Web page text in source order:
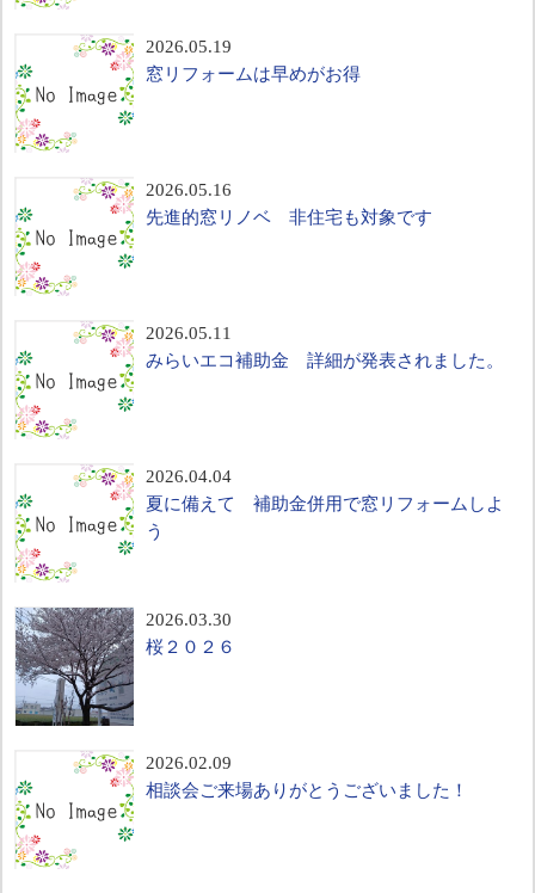
2026.05.19
窓リフォームは早めがお得
2026.05.16
先進的窓リノベ 非住宅も対象です
2026.05.11
みらいエコ補助金 詳細が発表されました。
2026.04.04
夏に備えて 補助金併用で窓リフォームしよ
う
2026.03.30
桜２０２６
2026.02.09
相談会ご来場ありがとうございました！